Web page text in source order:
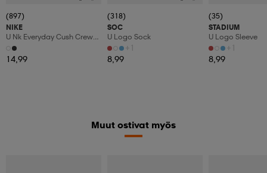
(897)
NIKE
U Nk Everyday Cush Crew
3pr
14,99
(318)
SOC
U Logo Sock
+1
8,99
(35)
STADIUM
U Logo Sleeve
+1
8,99
Muut ostivat myös